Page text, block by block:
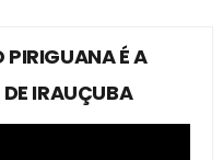
É A
IRAUÇUBA